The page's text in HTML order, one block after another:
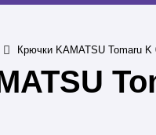
Крючки KAMATSU Tomaru K